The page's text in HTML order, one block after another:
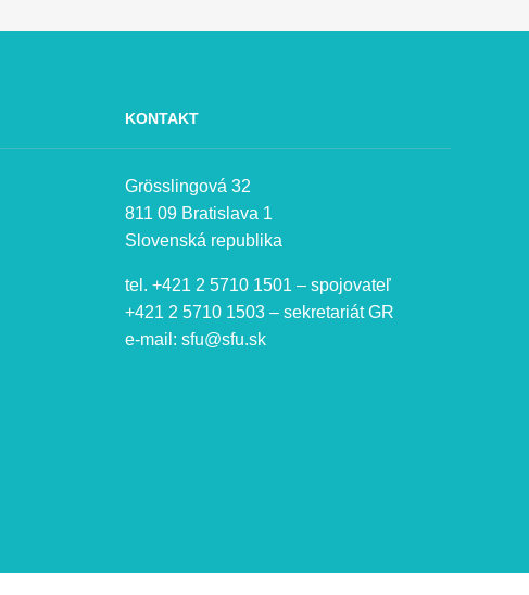
KONTAKT
Grösslingová 32
811 09 Bratislava 1
Slovenská republika
tel. +421 2 5710 1501 – spojovateľ
+421 2 5710 1503 – sekretariát GR
e-mail: sfu@sfu.sk